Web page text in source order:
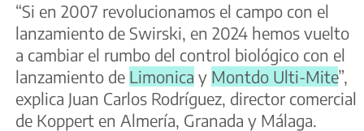
“Si en 2007 revolucionamos el campo con el
lanzamiento de Swirski, en 2024 hemos vuelto
a cambiar el rumbo del control biológico con el
lanzamiento de Limonica y Montdo Ulti-Mite”,
explica Juan Carlos Rodríguez, director comercial
de Koppert en Almería, Granada y Málaga.